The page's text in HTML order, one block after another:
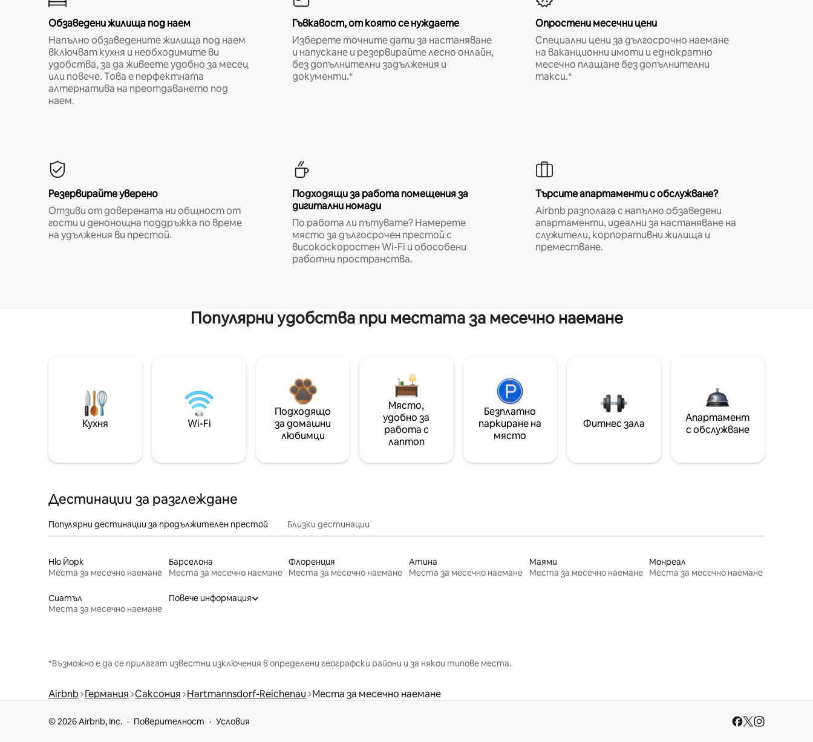
Обзаведени жилища под наем
Напълно обзаведените жилища под наем
включват кухня и необходимите ви
удобства, за да живеете удобно за месец
или повече. Това е перфектната
алтернатива на преотдаването под
наем.
Гъвкавост, от която се нуждаете
Изберете точните дати за настаняване
и напускане и резервирайте лесно онлайн,
без допълнителни задължения и
документи.*
Опростени месечни цени
Специални цени за дългосрочно наемане
на ваканционни имоти и еднократно
месечно плащане без допълнителни
такси.*
Резервирайте уверено
Отзиви от доверената ни общност от
гости и денонощна поддръжка по време
на удължения ви престой.
Подходящи за работа помещения за
дигитални номади
По работа ли пътувате? Намерете
място за дългосрочен престой с
високоскоростен Wi-Fi и обособени
работни пространства.
Търсите апартаменти с обслужване?
Airbnb разполага с напълно обзаведени
апартаменти, идеални за настаняване на
служители, корпоративни жилища и
преместване.
Популярни удобства при местата за месечно наемане
Кухня Wi-Fi
Подходящо
за домашни
любимци
Място,
удобно за
работа с
лаптоп
Безплатно
паркиране на
място
Фитнес зала
Апартамент
с обслужване
Дестинации за разглеждане
Популярни дестинации за продължителен престой Близки дестинации
Ню Йорк
Места за месечно наемане
Барселона
Места за месечно наемане
Флоренция
Места за месечно наемане
Атина
Места за месечно наемане
Маями
Места за месечно наемане
Монреал
Места за месечно наемане
Сиатъл
Места за месечно наемане
Повече информация
*Възможно е да се прилагат известни изключения в определени географски райони и за някои типове места.
Airbnb Германия Саксония Hartmannsdorf-Reichenau Места за месечно наемане
© 2026 Airbnb, Inc. Поверителност Условия